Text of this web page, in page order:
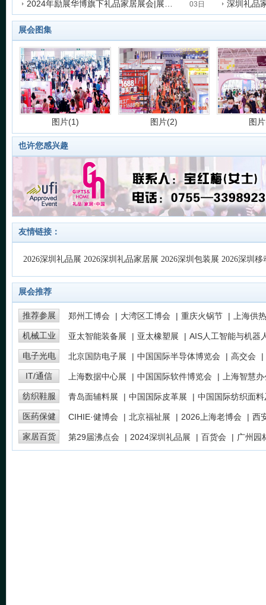
发表时间:2023-08-14 16:04:45 发表时间
03日
展会图集
图片(1) 图片(2) 图
图片(5) 图片(6) 图
也许您感兴趣
友情链接：
2026深圳礼品展 2026深圳礼品家居展 2026深圳包装展 2026深圳移
展会推荐
推荐参展 郑州工博会 | 大湾区工博会 | 重庆火锅节 | 上海供
机械工业 亚太智能装备展 | 亚太橡塑展 | AIS人工智能与机器
电子光电 北京国防电子展 | 中国国际半导体博览会 | 高交会 |
IT/通信 上海数据中心展 | 中国国际软件博览会 | 上海智慧
纺织鞋服 青岛面辅料展 | 中国国际皮革展 | 中国国际纺织面
医药保健 CIHIE·健博会 | 北京福祉展 | 2026上海老博会 | 西
家居百货 第29届沸点会 | 2024深圳礼品展 | 百货会 | 广州园